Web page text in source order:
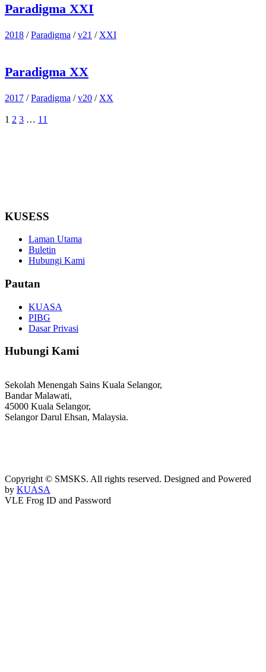
Paradigma XXI
2018 / Paradigma / v21 / XXI
Paradigma XX
2017 / Paradigma / v20 / XX
1 2 3 … 11
KUSESS
Laman Utama
Buletin
Hubungi Kami
Pautan
KUASA
PIBG
Dasar Privasi
Hubungi Kami
Sekolah Menengah Sains Kuala Selangor,
Bandar Malawati,
45000 Kuala Selangor,
Selangor Darul Ehsan, Malaysia.
Copyright © SMSKS. All rights reserved. Designed and Powered
by KUASA
VLE Frog ID and Password